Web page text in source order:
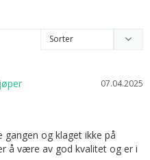
07.04.2025
og klaget ikke på
å være av god kvalitet og er i